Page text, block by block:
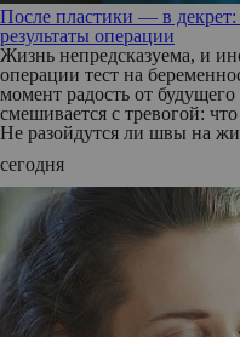
После пластики — в
результаты операции
Жизнь непредсказуема, и
операции тест на
момент радость от
смешивается с тревогой:
Не разойдутся ли швы на
сегодня